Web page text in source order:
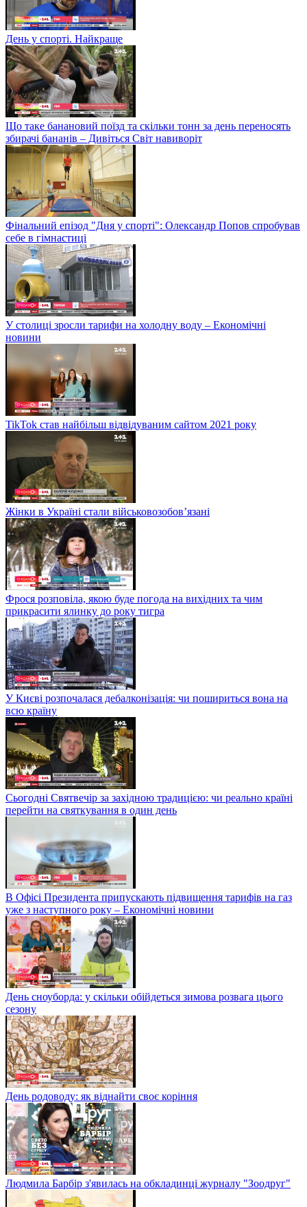
День у спорті. Найкраще
Що таке банановий поїзд та скільки тонн за день переносять
збирачі бананів – Дивіться Світ навиворіт
Фінальний епізод "Дня у спорті": Олександр Попов спробував
себе в гімнастиці
У столиці зросли тарифи на холодну воду – Економічні
новини
TikTok став найбільш відвідуваним сайтом 2021 року
Жінки в Україні стали військовозобов’язані
Фрося розповіла, якою буде погода на вихідних та чим
прикрасити ялинку до року тигра
У Києві розпочалася дебалконізація: чи пошириться вона на
всю країну
Сьогодні Святвечір за західною традицією: чи реально країні
перейти на святкування в один день
В Офісі Президента припускають підвищення тарифів на газ
уже з наступного року – Економічні новини
День сноуборда: у скільки обійдеться зимова розвага цього
сезону
День родоводу: як віднайти своє коріння
Людмила Барбір з'явилась на обкладинці журналу "Зоодруг"